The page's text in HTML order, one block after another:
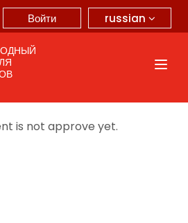
russian
Войти
is not approve yet.